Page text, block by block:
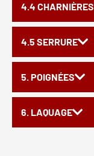
4.4 CHARNIÈRES
4.5 SERRURE
5. POIGNÉES
6. LAQUAGE